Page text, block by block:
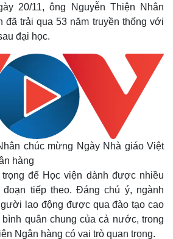
Multimedia
Ảnh
E-Magazine
Infographic
20/11, ông Nguyễn Thiện Nhân
đã trải qua 53 năm truyền thống với
đại học.
chúc mừng Ngày Nhà giáo Việt
hàng
để Học viện dành được nhiều
tiếp theo. Đáng chú ý, ngành
lao động được qua đào tạo cao
quân chung của cả nước, trong
Ngân hàng có vai trò quan trọng.